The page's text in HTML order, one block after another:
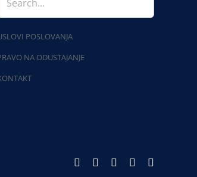
POSLOVANJA
NA ODUSTAJANJE